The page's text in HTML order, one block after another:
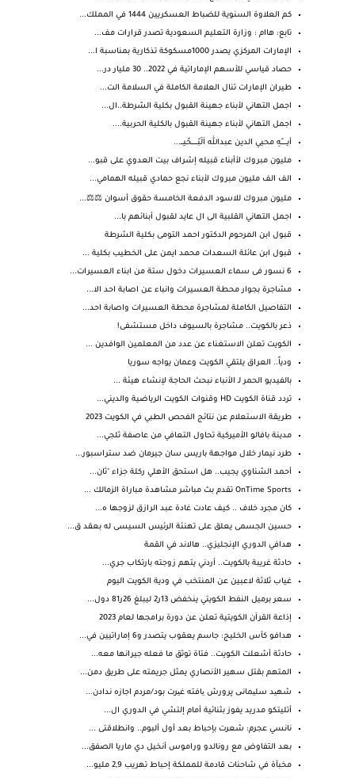
كم العلاوة السنوية للضباط العسكريين 1444 في المملك...
تابع: هاام : وزارة التعليم السعودية تصدر قرارات مف...
الإمارات المركزي يصدر 1000مسكوكة تذكارية بمناسبة ا...
حصاد قياسي للأسهم الإماراتية في 2022.. 30 مليار در...
طيران الإمارات تنال العلامة الكاملة في السلامة الت...
اجمل التهاني لأبناء جهينة القبول بكلية الشرطة..ال...
اجمل التهاني لأبناء جهينة القبول بالكلية الحربية....
أيـــــــّهِ محيي الدين عبدالله آلَبّـــــــحًيـــ...
مليون مبروك لأأبناء قبيله إشراف بيت العدوي على قبو...
الف الف مليون مبروك لأبناء نجع حمادي قبيله الهمامي...
مليون مبروك للاسود الدفعة الخامسة حقوق أسوان ⚖️⚖️...
اجمل التهاني القلبية الى ال عايد لقبول أبنائهم با...
قبول ابن المرحوم الدكتور احمد التومى بكلية الشرطة
قبول ابن عائلة السعدات محمد ايمن على الخطيب بكلية ...
6 نسور فى سماء العسيرات دخول ستة من ابناء العسيرات...
مشاجرة بجوار محطة العسيرات وانباء عن اصابة احد الا...
التفاصيل الكاملة لمشاجرة محطة العسيرات واصابة احد...
ذعر بالكويت.. مشاجرة بالسيوف داخل مستشفى!
الكويت تعلن الاستغناء عن عدد من المعلمين الوافدين ...
ودياً.. العراق يلتقي الكويت وعمان يواجه سوريا
بالفيديو الحمر لـ الأنباء نبحث الحاجة لإنشاء هيئة ...
تردد قناة الكويت HD وقنوات الكويت الرياضية والديني...
طريقة الاستعلام عن نتائج الفحص الطبي في الكويت 2023
مدينة بافالو الأميركية تحاول التعافي من عاصفة ثلجي...
طرد نيمار خلال مواجهة باريس سان جيرمان ضد ستراسبور...
أحمد الشناوي يجيب.. هل استحق الأهلي ركلة جزاء "ثان...
OnTime Sports تقدم بث مباشر مشاهدة مباراة الزمالك ...
كان مجرد خلاف .. كيف عادت غادة عبد الرازق لزوجها ه...
حسين الجسمى يعلق على تهنئة الرئيس السيسى له بعقد ق...
هدافي الدوري الإنجليزي.. هالاند في القمة
حادثة غريبة بالكويت.. أردني يتهم زوجته بارتكاب جري...
غياب ثلاثة لاعبين عن المنتخب في ودية الكويت اليوم
سعر برميل النفط الكويتي ينخفض 13ر2 ليبلغ 26ر81 دول...
إذاعة القرآن الكويتية تعلن عن دورة برامجها لعام 2023
هدافو كأس الخليج: جاسم يعقوب يتصدر و6 إماراتيين في...
حادثة أشعلت الكويت.. فتاة توثق ما فعله جيرانها معه...
المتهم بقتل سهير الأنصاري يمثل جريمته على طريق دمن...
شهید سلیمانی پرورش یافته غیرت بود/مردم اجازه ندادن...
أتليتكو مدريد يفوز بثنائية أمام إلتشي في الدوري ال...
نانسي عجرم: شعرت بإحباط بعد أول ألبوم.. وانطلاقتى ...
بعد التفاوض مع رونالدو وراموس أنخيل دي ماريا الصفق...
مخبأة في شاحنات قادمة للمملكة إحباط تهريب 2,9 مليو...